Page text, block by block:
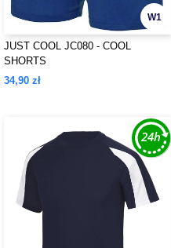
W1
JUST COOL JC080 - COOL
SHORTS
34,90 zł